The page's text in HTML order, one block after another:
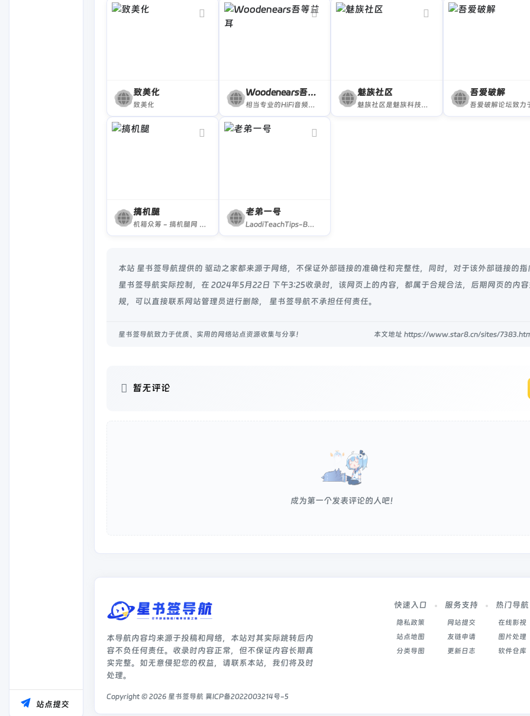
站点提交
致美化
致美化
Woodenears吾等益耳
相当专业的HiFi音频及数码咨询测评科普和分享
魅族社区
魅族社区是魅族科技官方论坛，您可以在这里浏览最新的魅族资讯、获取 Flyme 更新、交流玩机技巧心得、参与活动互动、分享参与各地魅族魅友家活动、与千万魅友畅谈。魅族社区欢迎您的到来！
吾爱破解
搞机腿
机箱众筹 - 搞机腿网 专注为机箱定制与开发而生，主要机箱方向有NUC机箱，NAS机箱，iTX机箱，以及键盘外设客制化等数码科技产物而疯狂。
老弟一号
LaodiTeachTips-B站老弟一号，数码评测，使用指南，问题讨论
本站 星书签导航提供的 驱动之家都来源于网络，不保证外部链接的准确性和完整性，同时，对于该外部链接的指
星书签导航实际控制，在 2024年5月22日 下午3:25收录时，该网页上的内容，都属于合规合法，后期网页的内
规，可以直接联系网站管理员进行删除， 星书签导航不承担任何责任。
星书签导航致力于优质、实用的网络站点资源收集与分享！ 本文地址 https://www.star8.cn/sites/
暂无评论
成为第一个发表评论的人吧！
本导航内容均来源于投稿和网络，本站对其实际跳转后内
容不负任何责任。收录时内容正常，但不保证内容长期真
实完整。如无意侵犯您的权益，请联系本站，我们将及时
处理。
快速入口
隐私政策
站点地图
分类导图
服务支持
网站提交
友链申请
更新日志
热门导航
在线影视
图片处理
软件仓库
Copyright © 2026 星书签导航 冀ICP备2022003214号-5